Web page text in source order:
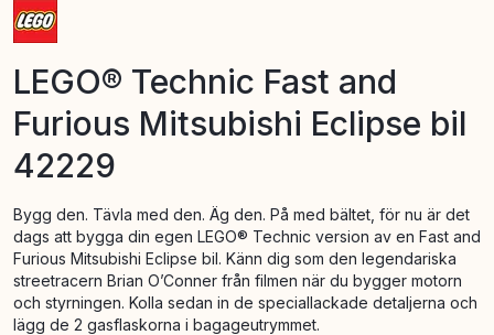
LEGO® Technic Fast and
Furious Mitsubishi Eclipse bil
42229
Bygg den. Tävla med den. Äg den. På med bältet, för nu är det
dags att bygga din egen LEGO® Technic version av en Fast and
Furious Mitsubishi Eclipse bil. Känn dig som den legendariska
streetracern Brian O’Conner från filmen när du bygger motorn
och styrningen. Kolla sedan in de speciallackade detaljerna och
lägg de 2 gasflaskorna i bagageutrymmet.